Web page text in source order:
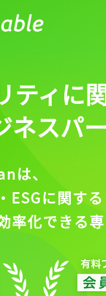
ティに
ネスパ
は、
ESGに関する
率化できる